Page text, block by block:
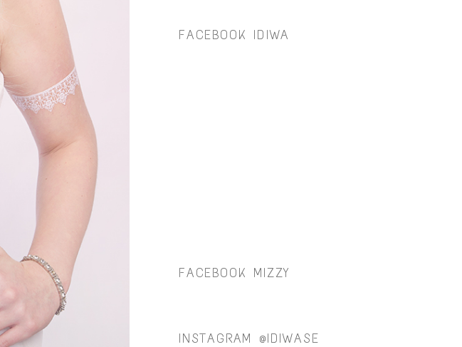
FACEBOOK IDIWA
FACEBOOK MIZZY
INSTAGRAM @IDIWASE